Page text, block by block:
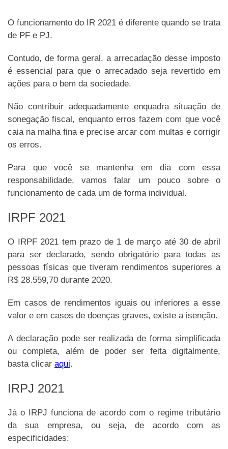
O funcionamento do IR 2021 é diferente quando se trata
de PF e PJ.
Contudo, de forma geral, a arrecadação desse imposto
é essencial para que o arrecadado seja revertido em
ações para o bem da sociedade.
Não contribuir adequadamente enquadra situação de
sonegação fiscal, enquanto erros fazem com que você
caia na malha fina e precise arcar com multas e corrigir
os erros.
Para que você se mantenha em dia com essa
responsabilidade, vamos falar um pouco sobre o
funcionamento de cada um de forma individual.
IRPF 2021
O IRPF 2021 tem prazo de 1 de março até 30 de abril
para ser declarado, sendo obrigatório para todas as
pessoas físicas que tiveram rendimentos superiores a
R$ 28.559,70 durante 2020.
Em casos de rendimentos iguais ou inferiores a esse
valor e em casos de doenças graves, existe a isenção.
A declaração pode ser realizada de forma simplificada
ou completa, além de poder ser feita digitalmente,
basta clicar aqui.
IRPJ 2021
Já o IRPJ funciona de acordo com o regime tributário
da sua empresa, ou seja, de acordo com as
especificidades: